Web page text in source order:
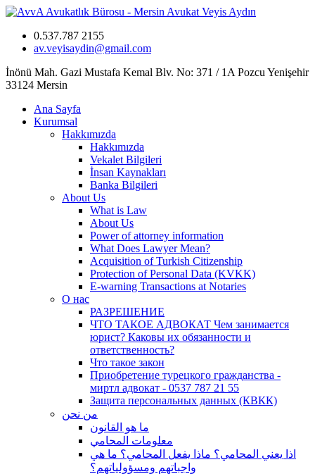
0.537.787 2155
av.veyisaydin@gmail.com
İnönü Mah. Gazi Mustafa Kemal Blv. No: 371 / 1A Pozcu Yenişehir
33124 Mersin
Ana Sayfa
Kurumsal
Hakkımızda
Hakkımızda
Vekalet Bilgileri
İnsan Kaynakları
Banka Bilgileri
About Us
What is Law
About Us
Power of attorney information
What Does Lawyer Mean?
Acquisition of Turkish Citizenship
Protection of Personal Data (KVKK)
E-warning Transactions at Notaries
О нас
РАЗРЕШЕНИЕ
ЧТО ТАКОЕ АДВОКАТ Чем занимается
юрист? Каковы их обязанности и
ответственность?
Что такое закон
Приобретение турецкого гражданства -
миртл адвокат - 0537 787 21 55
Защита персональных данных (КВКК)
من نحن
ما هو القانون
معلومات المحامي
اذا يعني المحامي؟ ماذا يفعل المحامي؟ ما هي
واجباتهم ومسؤولياتهم؟